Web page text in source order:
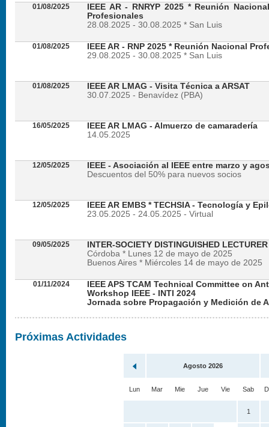
01/08/2025
IEEE AR - RNRYP 2025 * Reunión
Profesionales
28.08.2025 - 30.08.2025 * San Luis
01/08/2025
IEEE AR - RNP 2025 * Reunión Nacional
29.08.2025 - 30.08.2025 * San Luis
01/08/2025
IEEE AR LMAG - Visita Técnica a ARSAT
30.07.2025 - Benavídez (PBA)
16/05/2025
IEEE AR LMAG - Almuerzo de camaradería
14.05.2025
12/05/2025
IEEE - Asociación al IEEE entre marzo y
Descuentos del 50% para nuevos socios
12/05/2025
IEEE AR EMBS * TECHSIA - Tecnología y
23.05.2025 - 24.05.2025 - Virtual
09/05/2025
INTER-SOCIETY DISTINGUISHED
Córdoba * Lunes 12 de mayo de 2025
Buenos Aires * Miércoles 14 de mayo de 2025
01/11/2024
IEEE APS TCAM Technical Committee on
Workshop IEEE - INTI 2024
Jornada sobre Propagación y Medición de
Próximas Actividades
Agosto 2026
Lun Mar Mie Jue Vie Sab
1